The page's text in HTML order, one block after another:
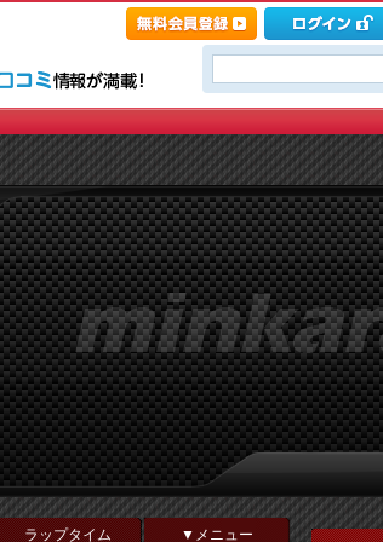
ラップタイム ▼メニュー